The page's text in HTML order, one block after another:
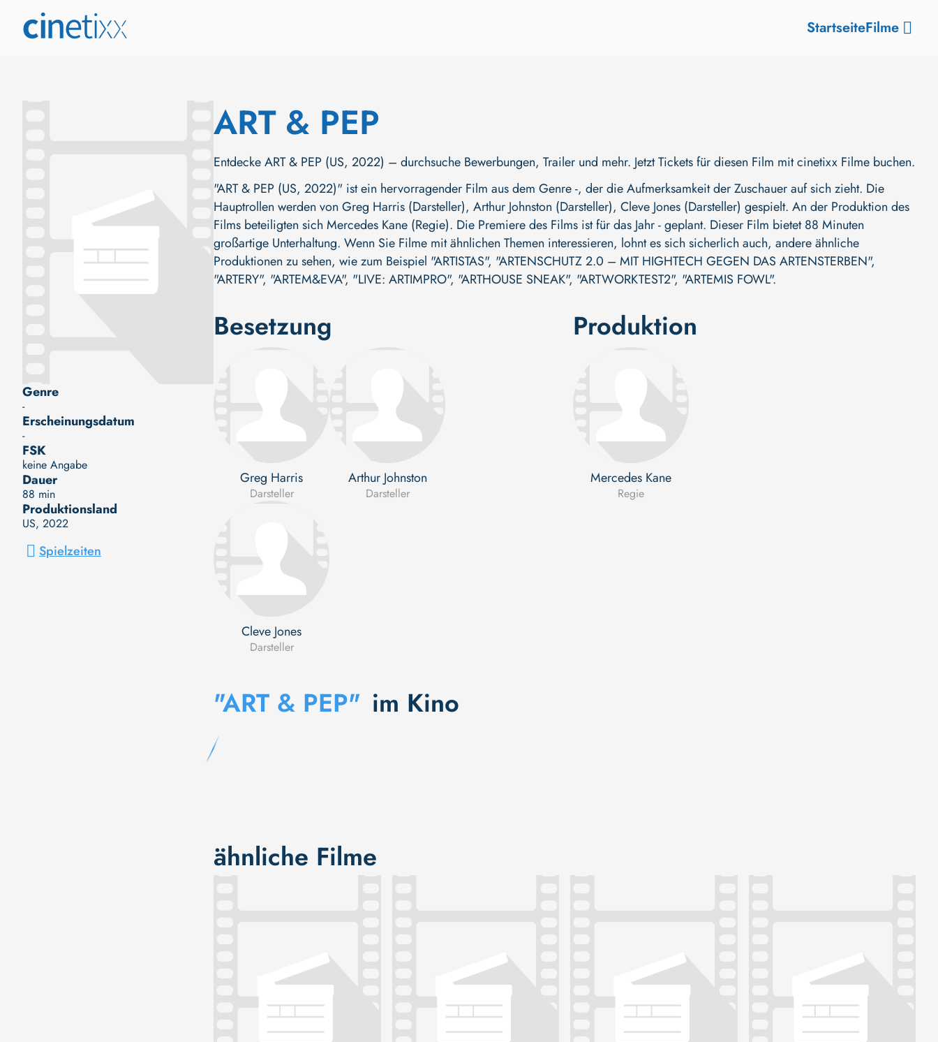
StartseiteFilme
Genre
-
Erscheinungsdatum
-
FSK
keine Angabe
Dauer
88 min
Produktionsland
US, 2022
Spielzeiten
ART & PEP
Entdecke ART & PEP (US, 2022) – durchsuche Bewerbungen, Trailer und mehr. Jetzt Tickets für diesen Film mit cinetixx Filme buchen.
"ART & PEP (US, 2022)" ist ein hervorragender Film aus dem Genre -, der die Aufmerksamkeit der Zuschauer auf sich zieht. Die
Hauptrollen werden von Greg Harris (Darsteller), Arthur Johnston (Darsteller), Cleve Jones (Darsteller) gespielt. An der Produktion des
Films beteiligten sich Mercedes Kane (Regie). Die Premiere des Films ist für das Jahr - geplant. Dieser Film bietet 88 Minuten
großartige Unterhaltung. Wenn Sie Filme mit ähnlichen Themen interessieren, lohnt es sich sicherlich auch, andere ähnliche
Produktionen zu sehen, wie zum Beispiel "ARTISTAS", "ARTENSCHUTZ 2.0 – MIT HIGHTECH GEGEN DAS ARTENSTERBEN",
"ARTERY", "ARTEM&EVA", "LIVE: ARTIMPRO", "ARTHOUSE SNEAK", "ARTWORKTEST2", "ARTEMIS FOWL".
Besetzung
Greg Harris
Darsteller
Arthur Johnston
Darsteller
Cleve Jones
Darsteller
Produktion
Mercedes Kane
Regie
"ART & PEP" im Kino
ähnliche Filme